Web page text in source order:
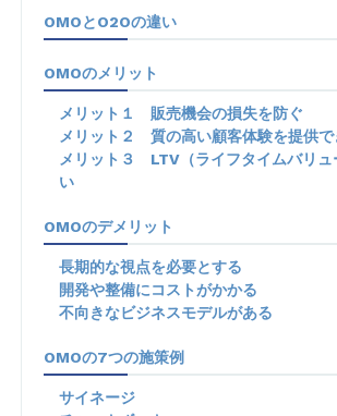
OMOとO2Oの違い
OMOのメリット
メリット１ 販売機会の損失を防ぐ
メリット２ 質の高い顧客体験を提供で
メリット３ LTV（ライフタイムバリュ
い
OMOのデメリット
長期的な視点を必要とする
開発や整備にコストがかかる
不向きなビジネスモデルがある
OMOの7つの施策例
サイネージ